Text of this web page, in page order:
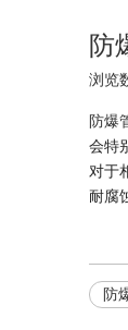
防
浏览
防爆
会特
对于
耐腐
防